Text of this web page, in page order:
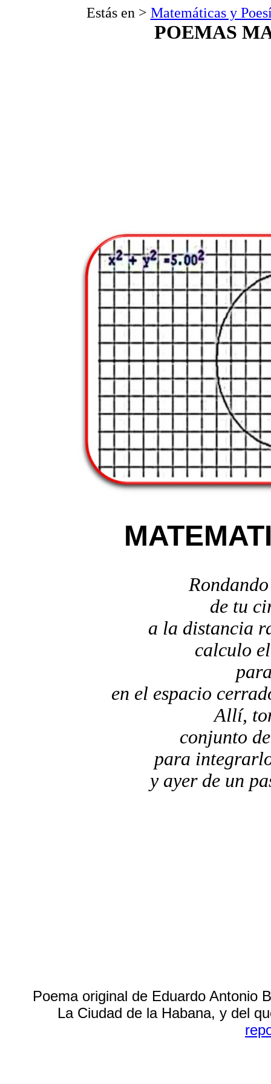
Estás en > Matemáticas y
POEMAS
de tu
a la distancia
calculo
en el espacio
Allí,
conjunto
para
y ayer de un
Poema original de Eduardo Antonio
La Ciudad de la Habana, y del